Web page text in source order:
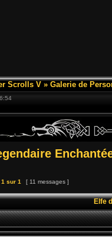
Scrolls V » Galerie de
1 sur 1 [ 11 messages ]
Elfe